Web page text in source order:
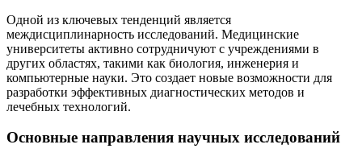
Одной из ключевых тенденций является
междисциплинарность исследований. Медицинские
университеты активно сотрудничуют с учреждениями в
других областях, такими как биология, инженерия и
компьютерные науки. Это создает новые возможности для
разработки эффективных диагностических методов и
лечебных технологий.
Основные направления научных исследований